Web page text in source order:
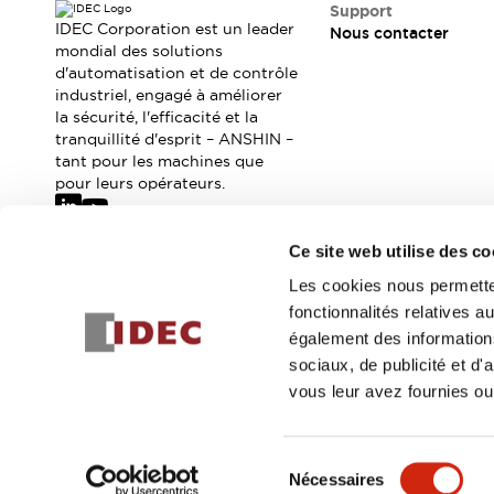
Ce site web utilise des
Les cookies nous
fonctionnalités relatives
également des
sociaux, de publicité et
vous leur avez fournies
Nécessaires
Où acheter
Distributeurs en ligne
DÉTAILS DU
IDEC Corporation est un leader
mondial des solutions
d'automatisation et de contrôle
industriel, engagé à améliorer
la sécurité, l'efficacité et la
tranquillité d'esprit – ANSHIN –
tant pour les machines que
pour leurs opérateurs.
Support
Nous contacter
Inscrivez-
Politique de confidentialité